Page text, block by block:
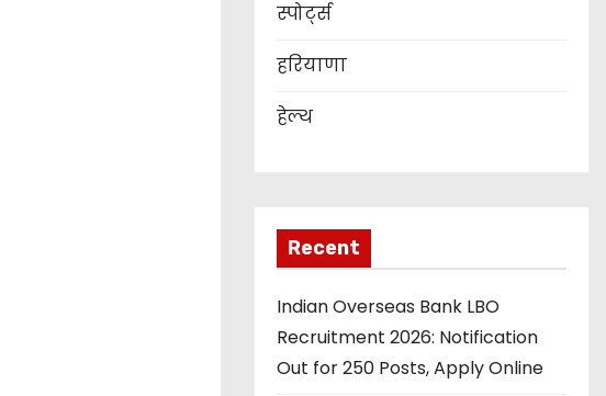
स्पोर्ट्स
हरियाणा
हेल्थ
Recent
Indian Overseas Bank LBO
Recruitment 2026: Notification
Out for 250 Posts, Apply Online